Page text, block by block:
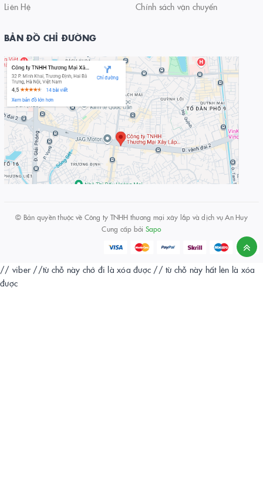
Liên Hệ
Chính sách vận chuyển
BẢN ĐỒ CHỈ ĐƯỜNG
© Bản quyền thuộc về Công ty TNHH thương mại xây lắp và dịch vụ An Huy
Cung cấp bởi Sapo
// viber //từ chỗ này chở đi là xóa được // từ chỗ này hất lên là xóa
được